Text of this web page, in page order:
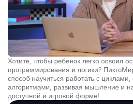
Хотите, чтобы ребенок легко освоил
программирования и логики?
способ научиться работать с
алгоритмами, развивая мышление и
доступной и игровой форме!